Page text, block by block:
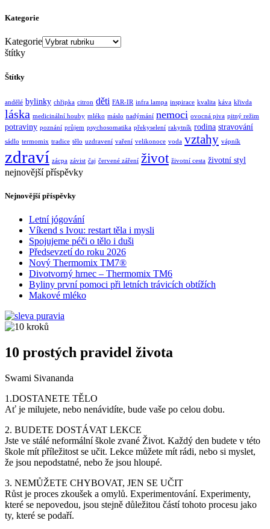
Kategorie
Kategorie
štítky
Štítky
andělé bylinky chřipka citron děti FAR-IR infra lampa inspirace kvalita káva křivda
láska medicinální houby mléko máslo nadýmání nemoci ovocná piva pitný režim
potraviny poznání průjem psychosomatika překyselení rakytník rodina stravování
sádlo termomix tradice tělo uzdravení vaření velikonoce voda vztahy vápník
zdraví zácpa závist čaj červené záření život životní cesta životní styl
nejnovější příspěvky
Nejnovější příspěvky
Letní jógování
Víkend s Ivou: restart těla i mysli
Spojujeme péči o tělo i duši
Předsevzetí do roku 2026
Nový Thermomix TM7®
Divotvorný hrnec – Thermomix TM6
Byliny první pomoci při letních trávicích obtížích
Makové mléko
10 prostých pravidel života
Swami Sivananda
1.DOSTANETE TĚLO
Ať je milujete, nebo nenávidíte, bude vaše po celou dobu.
2. BUDETE DOSTÁVAT LEKCE
Jste ve stálé neformální škole zvané Život. Každý den budete v této
škole mít příležitost se učit. Lekce můžete mít rádi, nebo si myslet,
že jsou nepodstatné, nebo že jsou hloupé.
3. NEMŮŽETE CHYBOVAT, JEN SE UČIT
Růst je proces zkoušek a omylů. Experimentování. Experimenty,
které se nepovedou, jsou stejně důležitou částí tohoto procesu jako
ty, které se podaří.